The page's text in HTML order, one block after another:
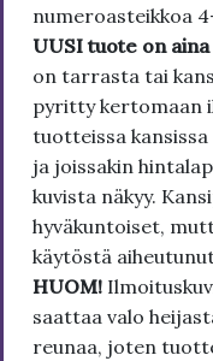
numeroasteikkoa
UUSI tuote on
on tarrasta tai
pyritty kertomaan
tuotteissa
ja joissakin
kuvista näkyy.
hyväkuntoiset,
käytöstä
HUOM!
saattaa valo
reunaa, joten